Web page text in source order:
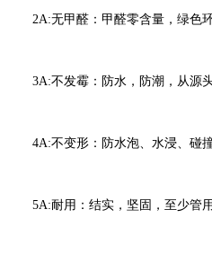
2A:无甲醛：甲醛零含量，绿色
3A:不发霉：防水，防潮，从源
4A:不变形：防水泡、水浸、碰
5A:耐用：结实，坚固，至少管用